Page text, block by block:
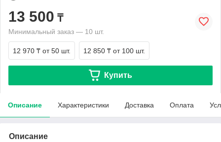
13 500 ₸
Минимальный заказ — 10 шт.
12 970 ₸ от 50 шт. 12 850 ₸ от 100 шт.
Купить
Описание Характеристики Доставка Оплата
Описание